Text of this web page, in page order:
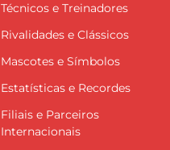
Técnicos e Treinadores
Rivalidades e Clássicos
Mascotes e Símbolos
Estatísticas e Recordes
Filiais e Parceiros
Internacionais